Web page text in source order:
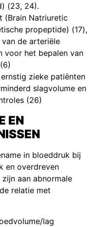
(23, 24).
(Brain Natriuretic
propeptide) (17),
van de arteriële
voor het bepalen van
zieke patiënten
slagvolume en
(26)
EN
in bloeddruk bij
en overdreven
aan abnormale
relatie met
lag